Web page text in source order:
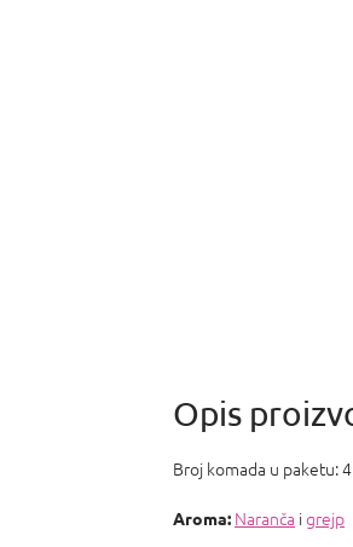
Broj komada u paketu: 4
Aroma: Naranča igrejp